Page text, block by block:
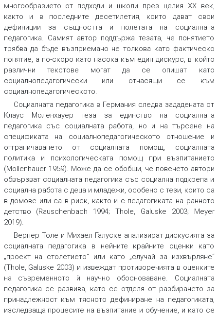
многообразието от подходи и школи през целия ХХ век,
както и в последните десетилетия, които дават свои
дефиниции за същността и полетата на социалната
педагогика. Самият автор поддържа тезата, че понятието
трябва да бъде възприемано не толкова като фактическо
понятие, а по-скоро като насока към един дискурс, в който
различни текстове могат да се опишат като
социалнопедагогически или отнасящи се към
социалнопедагогическото.
Социалната педагогика в Германия следва зададената от
Клаус Моленхауер теза за единство на социалната
педагогика със социалната работа, но и на търсене на
спецификата на социалнопедагогическото отношение и
отграничаването от социалната помощ, социалната
политика и психологическата помощ при възпитанието
(Mollenhauer 1959). Може да се обобщи, че повечето автори
обвързват социалната педагогика със социална подкрепа и
социална работа с деца и младежи, особено с тези, които са
в домове или са в риск, както и с педагогиката на ранното
детство (Rauschenbach 1994; Thole, Galuske 2003; Meyer
2019).
Вернер Толе и Михаел Галуске анализират дискусията за
социалната педагогика в нейните крайните оценки като
„проект на столетието“ или като „случай за изхвърляне“
(Thole, Galuske 2003) и извеждат противоречията в оценките
на съвременното ѝ научно обосноваване. Социалната
педагогика се развива, като се отделя от разбирането за
принадлежност към тясното дефиниране на педагогиката,
изследваща процесите на възпитание и обучение, и като се